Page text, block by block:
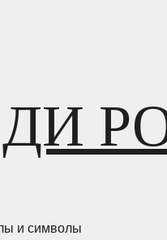
и символы